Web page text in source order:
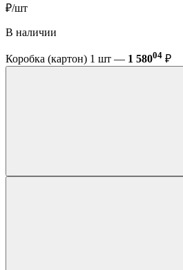
₽/шт
В наличии
Коробка (картон) 1 шт — 1 58004 ₽